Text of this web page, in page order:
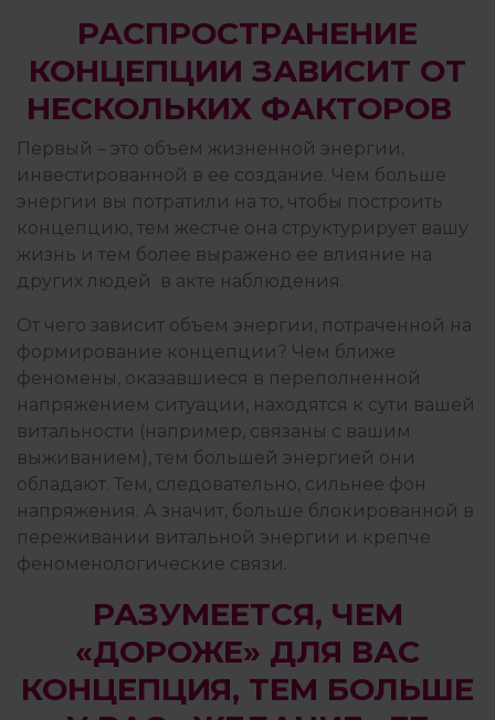
РАСПРОСТРАНЕНИЕ
КОНЦЕПЦИИ ЗАВИСИТ ОТ
НЕСКОЛЬКИХ ФАКТОРОВ
Первый – это объем жизненной энергии,
инвестированной в ее создание. Чем больше
энергии вы потратили на то, чтобы построить
концепцию, тем жестче она структурирует вашу
жизнь и тем более выражено ее влияние на
других людей в акте наблюдения.
От чего зависит объем энергии, потраченной на
формирование концепции? Чем ближе
феномены, оказавшиеся в переполненной
напряжением ситуации, находятся к сути вашей
витальности (например, связаны с вашим
выживанием), тем большей энергией они
обладают. Тем, следовательно, сильнее фон
напряжения. А значит, больше блокированной в
переживании витальной энергии и крепче
феноменологические связи.
РАЗУМЕЕТСЯ, ЧЕМ
«ДОРОЖЕ» ДЛЯ ВАС
КОНЦЕПЦИЯ, ТЕМ БОЛЬШЕ